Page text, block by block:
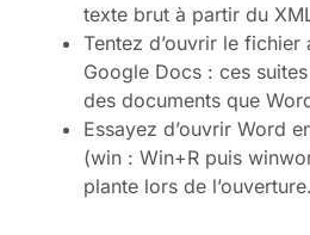
texte brut à partir du
Tentez d’ouvrir le
Google Docs : ces
des documents que
Essayez d’ouvrir Word
(win : Win+R puis
plante lors de l’ouverture.